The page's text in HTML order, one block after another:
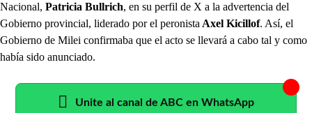
Nacional, Patricia Bullrich, en su perfil de X a la advertencia del
Gobierno provincial, liderado por el peronista Axel Kicillof. Así, el
Gobierno de Milei confirmaba que el acto se llevará a cabo tal y como
había sido anunciado.
Unite al canal de ABC en WhatsApp